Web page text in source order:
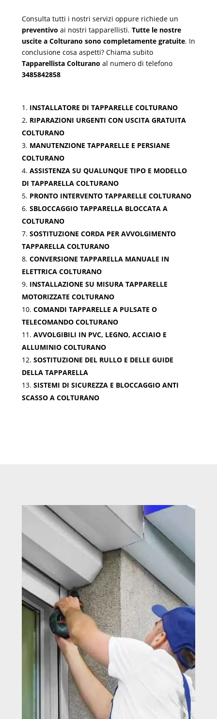
Consulta tutti i nostri servizi oppure richiede un
preventivo ai nostri tapparellisti. Tutte le nostre
uscite a Colturano sono completamente gratuite. In
conclusione cosa aspetti? Chiama subito
Tapparellista Colturano al numero di telefono
3485842858
INSTALLATORE DI TAPPARELLE COLTURANO
RIPARAZIONI URGENTI CON USCITA GRATUITA
COLTURANO
MANUTENZIONE TAPPARELLE E PERSIANE
COLTURANO
ASSISTENZA SU QUALUNQUE TIPO E MODELLO
DI TAPPARELLA COLTURANO
PRONTO INTERVENTO TAPPARELLE COLTURANO
SBLOCCAGGIO TAPPARELLA BLOCCATA A
COLTURANO
SOSTITUZIONE CORDA PER AVVOLGIMENTO
TAPPARELLA COLTURANO
CONVERSIONE TAPPARELLA MANUALE IN
ELETTRICA COLTURANO
INSTALLAZIONE SU MISURA TAPPARELLE
MOTORIZZATE COLTURANO
COMANDI TAPPARELLE A PULSATE O
TELECOMANDO COLTURANO
AVVOLGIBILI IN PVC, LEGNO, ACCIAIO E
ALLUMINIO COLTURANO
SOSTITUZIONE DEL RULLO E DELLE GUIDE
DELLA TAPPARELLA
SISTEMI DI SICUREZZA E BLOCCAGGIO ANTI
SCASSO A COLTURANO